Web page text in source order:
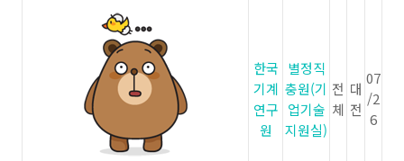
한국
기계
연구
원
별정직
충원(기
업기술
지원실)
전
체
대
전
07
/2
6